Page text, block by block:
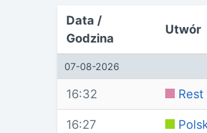
Data /
Godzina
Utwór
07-08-2026
16:32
16:27